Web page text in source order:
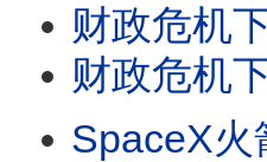
财政危机
财政危机下中共保障
SpaceX火箭终